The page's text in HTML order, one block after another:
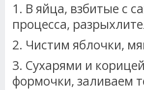
1. В яйца, взбитые с
процесса,
2. Чистим яблочки,
3. Сухарями и
формочки, заливаем